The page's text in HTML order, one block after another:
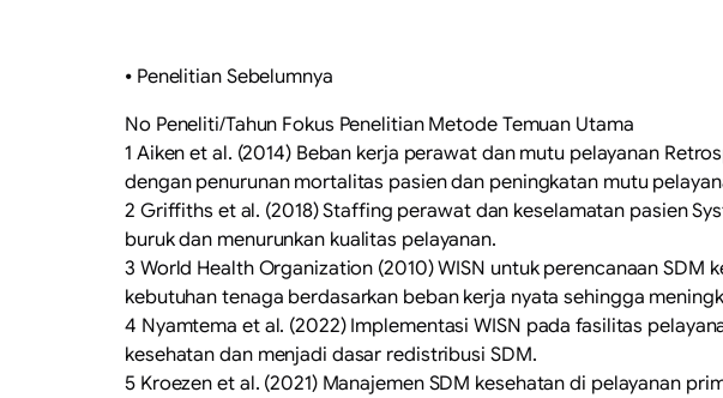
⦁ Penelitian Sebelumnya
No Peneliti/Tahun Fokus Penelitian Metode Temuan Utama
1 Aiken et al. (2014) Beban kerja perawat dan mutu pelayanan
dengan penurunan mortalitas pasien dan peningkatan mutu
2 Griffiths et al. (2018) Staffing perawat dan keselamatan pasien
buruk dan menurunkan kualitas pelayanan.
3 World Health Organization (2010) WISN untuk perencanaan
kebutuhan tenaga berdasarkan beban kerja nyata sehingga
4 Nyamtema et al. (2022) Implementasi WISN pada fasilitas
kesehatan dan menjadi dasar redistribusi SDM.
5 Kroezen et al. (2021) Manajemen SDM kesehatan di pelayanan